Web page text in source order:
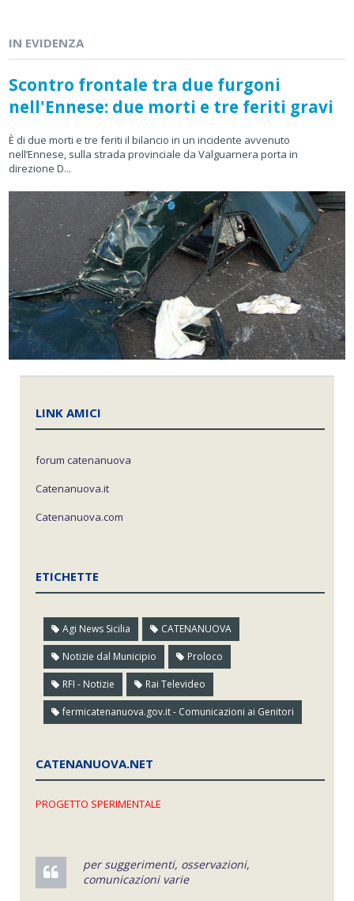
IN EVIDENZA
Scontro frontale tra due furgoni
nell'Ennese: due morti e tre feriti gravi
È di due morti e tre feriti il bilancio in un incidente avvenuto
nell’Ennese, sulla strada provinciale da Valguarnera porta in
direzione D...
LINK AMICI
forum catenanuova
Catenanuova.it
Catenanuova.com
ETICHETTE
Agi News Sicilia CATENANUOVA
Notizie dal Municipio Proloco
RFI - Notizie Rai Televideo
fermicatenanuova.gov.it - Comunicazioni ai Genitori
CATENANUOVA.NET
PROGETTO SPERIMENTALE
per suggerimenti, osservazioni,
comunicazioni varie